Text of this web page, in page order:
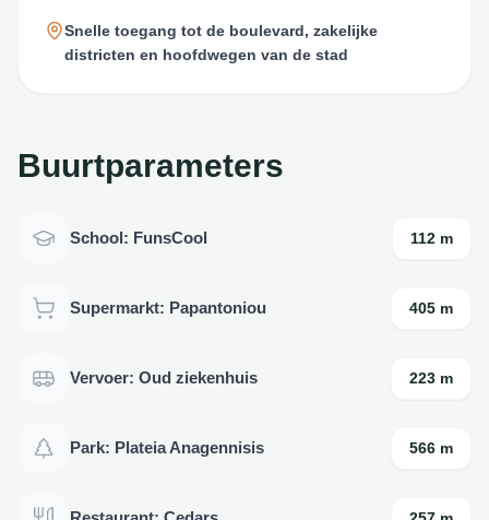
Snelle toegang tot de boulevard, zakelijke
districten en hoofdwegen van de stad
Buurtparameters
School: FunsCool 112 m
Supermarkt: Papantoniou 405 m
Vervoer: Oud ziekenhuis 223 m
Park: Plateia Anagennisis 566 m